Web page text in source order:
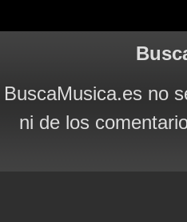
BuscaMusica.es no
ni de los